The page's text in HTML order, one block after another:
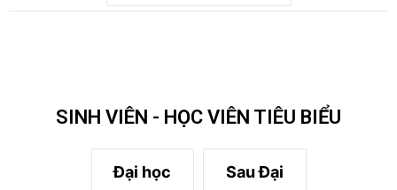
SINH VIÊN - HỌC VIÊN TIÊU BIỂU
Đại học
Sau Đại